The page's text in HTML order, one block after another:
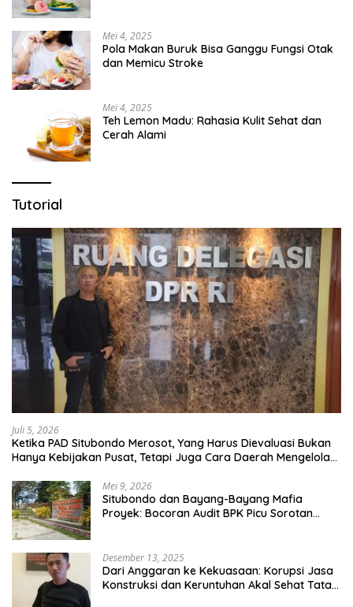
Mei 4, 2025
Pola Makan Buruk Bisa Ganggu Fungsi Otak
dan Memicu Stroke
Mei 4, 2025
Teh Lemon Madu: Rahasia Kulit Sehat dan
Cerah Alami
Tutorial
Juli 5, 2026
Ketika PAD Situbondo Merosot, Yang Harus Dievaluasi Bukan
Hanya Kebijakan Pusat, Tetapi Juga Cara Daerah Mengelola
Mei 9, 2026
Situbondo dan Bayang-Bayang Mafia
Proyek: Bocoran Audit BPK Picu Sorotan
Desember 13, 2025
Dari Anggaran ke Kekuasaan: Korupsi Jasa
Konstruksi dan Keruntuhan Akal Sehat Tata